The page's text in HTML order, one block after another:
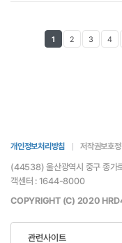
1 2 3 4
개인정보처리방침 저작권보호
(44538) 울산광역시 중구 종가
객센터 : 1644-8000
COPYRIGHT (C) 2020